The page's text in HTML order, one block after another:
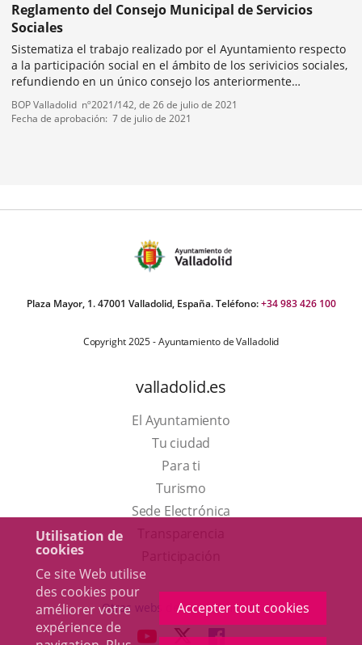
Utilisation de
cookies
Ce site Web utilise
des cookies pour
améliorer votre
expérience de
Accepter tout cookies
Reglamento del Consejo Municipal de Servicios
Sociales
Sistematiza el trabajo realizado por el Ayuntamiento respecto
a la participación social en el ámbito de los serivicios sociales,
refundiendo en un único consejo los anteriormente
constituidos (personas mayores, personas condiscapacidad,
personas inmigrantes,...
Tipo
de
Referencia
boletin
BOP Valladolid nº2021/142, de 26 de julio de 2021
Fecha de aprobación 7 de julio de 2021
Plaza Mayor, 1. 47001 Valladolid, España. Teléfono:+34 983 426 100
Copyright 2025 - Ayuntamiento de Valladolid
valladolid.es
El Ayuntamiento
Tu ciudad
Para ti
TurismoEste
enlace
una
ventana
Sede Electrónica
externa.
Otras webs del ayuntamiento
ENLACEENLACEENLACE